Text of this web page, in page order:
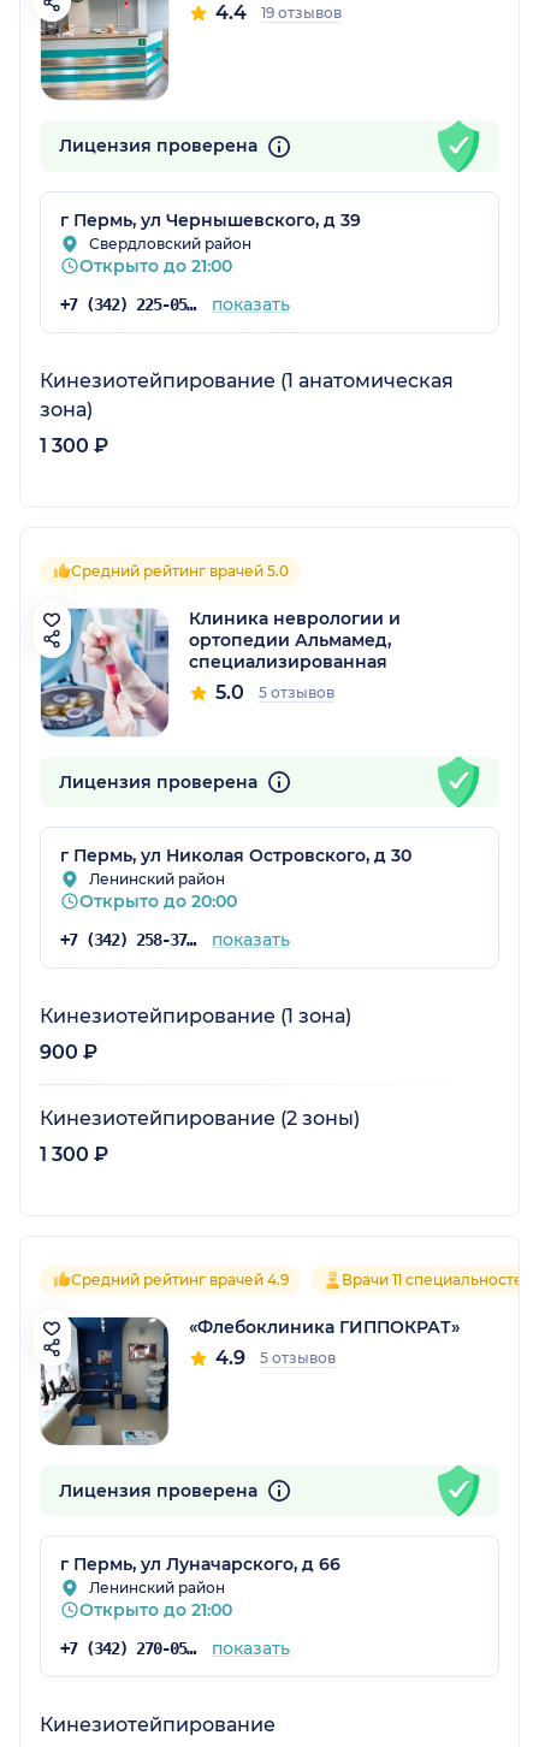
4.4 19 отзывов
Лицензия проверена
г Пермь, ул Чернышевского, д 39
Свердловский район
Открыто до 21:00
+7 (342) 225-05-14 показать
Кинезиотейпирование (1 анатомическая
зона)
1 300 ₽
Средний рейтинг врачей 5.0
Клиника неврологии и
ортопедии Альмамед,
специализированная
5.0 5 отзывов
Лицензия проверена
г Пермь, ул Николая Островского, д 30
Ленинский район
Открыто до 20:00
+7 (342) 258-37-47 показать
Кинезиотейпирование (1 зона)
900 ₽
Кинезиотейпирование (2 зоны)
1 300 ₽
Средний рейтинг врачей 4.9 Врачи 11 специальностей
«Флебоклиника ГИППОКРАТ»
4.9 5 отзывов
Лицензия проверена
г Пермь, ул Луначарского, д 66
Ленинский район
Открыто до 21:00
+7 (342) 270-05-07 показать
Кинезиотейпирование